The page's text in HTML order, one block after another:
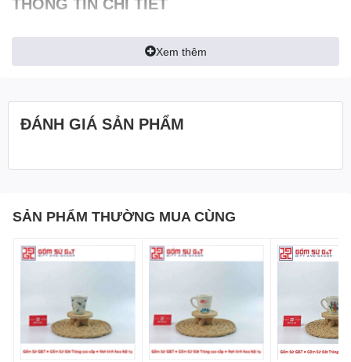
Xem thêm
ĐÁNH GIÁ SẢN PHẨM
SẢN PHẨM THƯỜNG MUA CÙNG